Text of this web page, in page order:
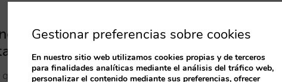
online y
reinventarnos. Los
Gestionar preferencias sobre cookies
En nuestro sitio web utilizamos cookies propias y de terceros
para finalidades analíticas mediante el análisis del tráfico web,
personalizar el contenido mediante sus preferencias, ofrecer